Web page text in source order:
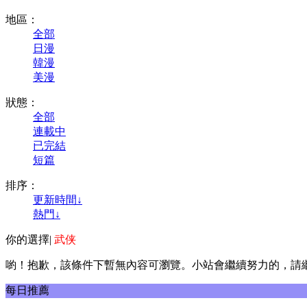
地區：
全部
日漫
韓漫
美漫
狀態：
全部
連載中
已完結
短篇
排序：
更新時間↓
熱門↓
你的選擇| 武侠
喲！抱歉，該條件下暫無內容可瀏覽。小站會繼續努力的，請
每日推薦